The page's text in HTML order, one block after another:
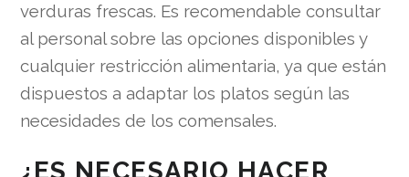
verduras frescas. Es recomendable consultar
al personal sobre las opciones disponibles y
cualquier restricción alimentaria, ya que están
dispuestos a adaptar los platos según las
necesidades de los comensales.